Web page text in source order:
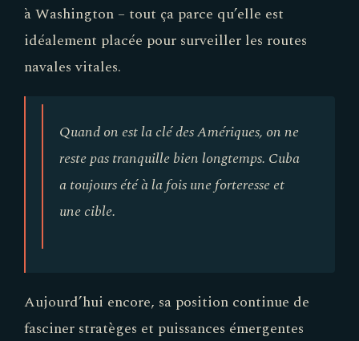
à Washington – tout ça parce qu’elle est
idéalement placée pour surveiller les routes
navales vitales.
Quand on est la clé des Amériques, on ne
reste pas tranquille bien longtemps. Cuba
a toujours été à la fois une forteresse et
une cible.
Aujourd’hui encore, sa position continue de
fasciner stratèges et puissances émergentes